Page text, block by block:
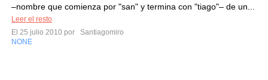
–nombre que comienza por "san" y termina con "tiago"– de un...
Leer el resto
El 25 julio 2010 por
Santiagomiro
NONE